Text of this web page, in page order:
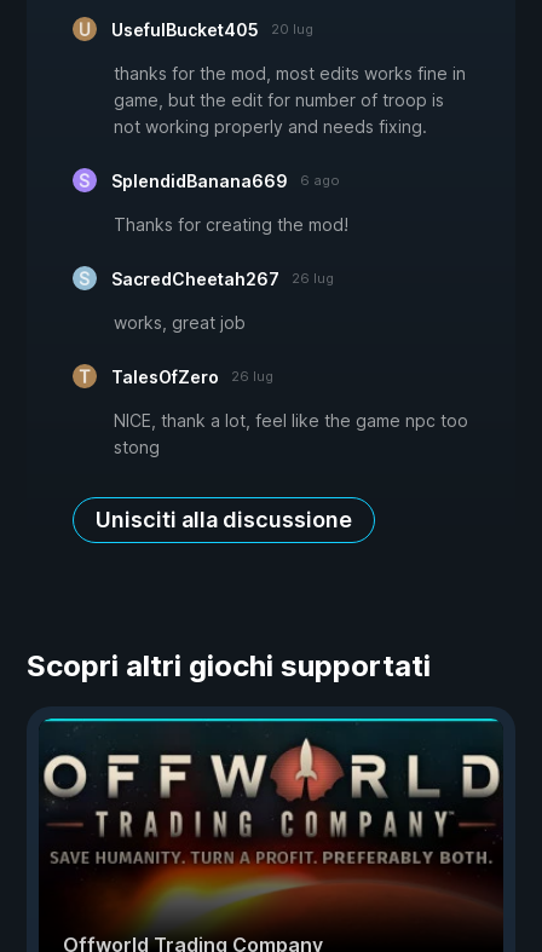
UsefulBucket405 20 lug
thanks for the mod, most edits works fine in
game, but the edit for number of troop is
not working properly and needs fixing.
SplendidBanana669 6 ago
Thanks for creating the mod!
SacredCheetah267 26 lug
works, great job
TalesOfZero 26 lug
NICE, thank a lot, feel like the game npc too
stong
Unisciti alla discussione
Scopri altri giochi supportati
Offworld Trading Company